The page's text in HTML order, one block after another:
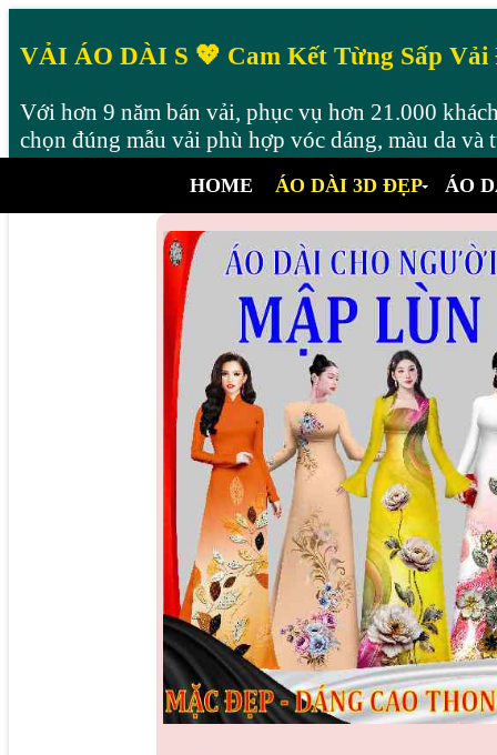
VẢI ÁO DÀI S 💖 Cam Kết Từng Sấp
Với hơn 9 năm bán vải, phục vụ hơn 21.000
chọn đúng mẫu vải phù hợp vóc dáng, màu da
HOME ÁO DÀI 3D ĐẸP ÁO